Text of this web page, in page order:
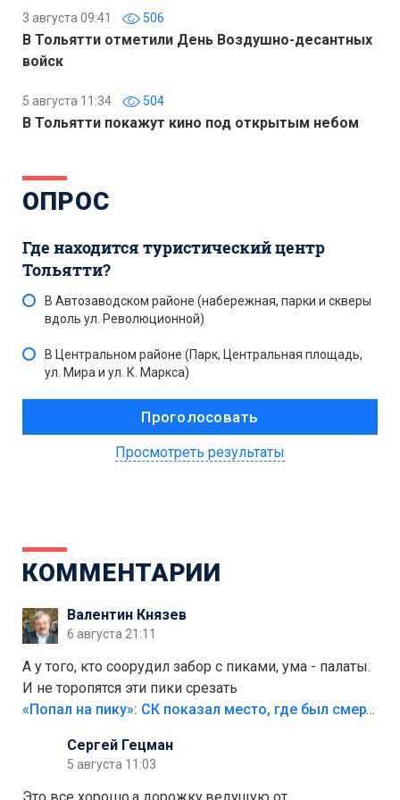
3 августа 09:41 506
В Тольятти отметили День Воздушно-десантных
войск
5 августа 11:34 504
В Тольятти покажут кино под открытым небом
ОПРОС
Где находится туристический центр
Тольятти?
В Автозаводском районе (набережная, парки и скверы
вдоль ул. Революционной)
В Центральном районе (Парк, Центральная площадь,
ул. Мира и ул. К. Маркса)
Просмотреть результаты
КОММЕНТАРИИ
Валентин Князев
6 августа 21:11
А у того, кто соорудил забор с пиками, ума - палаты.
И не торопятся эти пики срезать
«Попал на пику»: СК показал место, где был смертельно травмирован ребенок в Тольятти
Сергей Гецман
5 августа 11:03